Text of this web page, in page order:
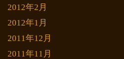
2012年2月
2012年1月
2011年12月
2011年11月